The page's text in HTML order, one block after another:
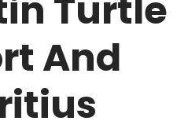
Turtle
And